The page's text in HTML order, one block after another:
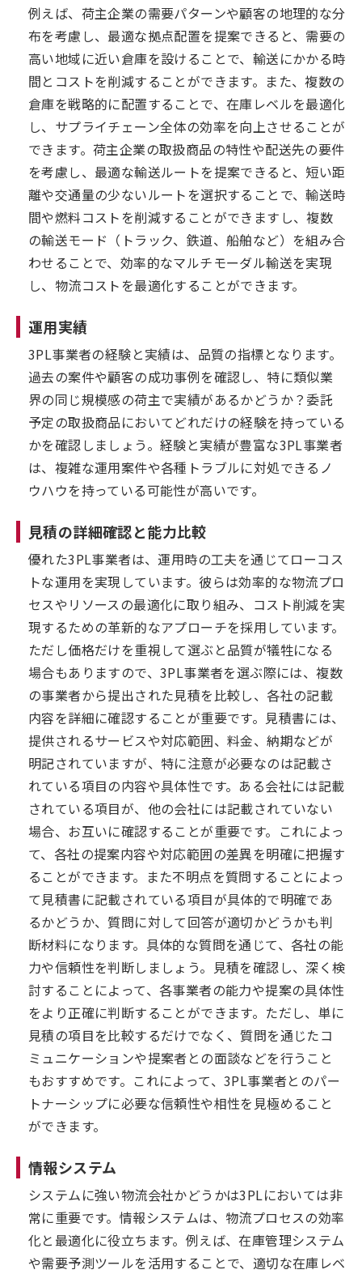
例えば、荷主企業の需要パターンや顧客の地理的な分
布を考慮し、最適な拠点配置を提案できると、需要の
高い地域に近い倉庫を設けることで、輸送にかかる時
間とコストを削減することができます。また、複数の
倉庫を戦略的に配置することで、在庫レベルを最適化
し、サプライチェーン全体の効率を向上させることが
できます。荷主企業の取扱商品の特性や配送先の要件
を考慮し、最適な輸送ルートを提案できると、短い距
離や交通量の少ないルートを選択することで、輸送時
間や燃料コストを削減することができますし、複数
の輸送モード（トラック、鉄道、船舶など）を組み合
わせることで、効率的なマルチモーダル輸送を実現
し、物流コストを最適化することができます。
運用実績
3PL事業者の経験と実績は、品質の指標となります。
過去の案件や顧客の成功事例を確認し、特に類似業
界の同じ規模感の荷主で実績があるかどうか？委託
予定の取扱商品においてどれだけの経験を持っている
かを確認しましょう。経験と実績が豊富な3PL事業者
は、複雑な運用案件や各種トラブルに対処できるノ
ウハウを持っている可能性が高いです。
見積の詳細確認と能力比較
優れた3PL事業者は、運用時の工夫を通じてローコス
トな運用を実現しています。彼らは効率的な物流プロ
セスやリソースの最適化に取り組み、コスト削減を実
現するための革新的なアプローチを採用しています。
ただし価格だけを重視して選ぶと品質が犠牲になる
場合もありますので、3PL事業者を選ぶ際には、複数
の事業者から提出された見積を比較し、各社の記載
内容を詳細に確認することが重要です。見積書には、
提供されるサービスや対応範囲、料金、納期などが
明記されていますが、特に注意が必要なのは記載さ
れている項目の内容や具体性です。ある会社には記載
されている項目が、他の会社には記載されていない
場合、お互いに確認することが重要です。これによっ
て、各社の提案内容や対応範囲の差異を明確に把握す
ることができます。また不明点を質問することによっ
て見積書に記載されている項目が具体的で明確であ
るかどうか、質問に対して回答が適切かどうかも判
断材料になります。具体的な質問を通じて、各社の能
力や信頼性を判断しましょう。見積を確認し、深く検
討することによって、各事業者の能力や提案の具体性
をより正確に判断することができます。ただし、単に
見積の項目を比較するだけでなく、質問を通じたコ
ミュニケーションや提案者との面談などを行うこと
もおすすめです。これによって、3PL事業者とのパー
トナーシップに必要な信頼性や相性を見極めること
ができます。
情報システム
システムに強い物流会社かどうかは3PLにおいては非
常に重要です。情報システムは、物流プロセスの効率
化と最適化に役立ちます。例えば、在庫管理システム
や需要予測ツールを活用することで、適切な在庫レベ